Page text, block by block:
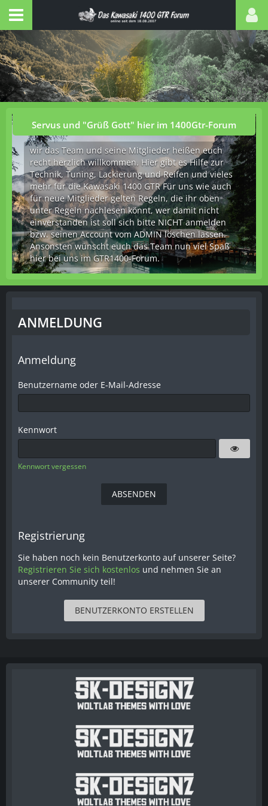
Servus und "Grüß Gott" hier im 1400Gtr-Forum
wir das Team und seine Mitglieder heißen euch
recht herzlich willkommen. Hier gibt es Hilfe zur
Technik, Tuning, Lackierung und Reifen und vieles
mehr für die Kawasaki 1400 GTR Für uns wie auch
für neue Mitglieder gelten Regeln, die ihr oben
unter Regeln nachlesen könnt, wer damit nicht
einverstanden ist soll sich bitte NICHT anmelden
bzw. seinen Account vom ADMIN löschen lassen.
Ansonsten wünscht euch das Team nun viel Spaß
hier bei uns im GTR1400-Forum.
ANMELDUNG
Anmeldung
Benutzername oder E-Mail-Adresse
Kennwort
Kennwort vergessen
Registrierung
Sie haben noch kein Benutzerkonto auf unserer Seite?
Registrieren Sie sich kostenlos und nehmen Sie an
unserer Community teil!
BENUTZERKONTO ERSTELLEN